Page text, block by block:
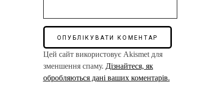
Цей сайт використовує Akismet для
зменшення спаму. Дізнайтеся, як
обробляються дані ваших коментарів.